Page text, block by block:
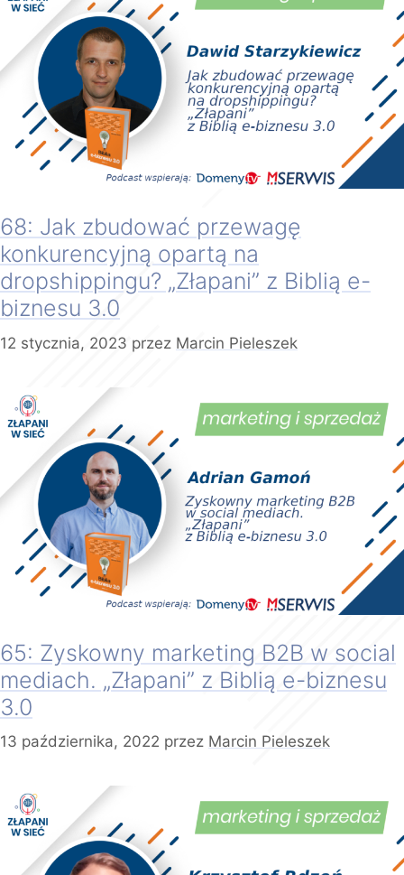
68: Jak zbudować przewagę
konkurencyjną opartą na
dropshippingu? „Złapani” z Biblią e-
biznesu 3.0
12 stycznia, 2023 przez Marcin Pieleszek
65: Zyskowny marketing B2B w social
mediach. „Złapani” z Biblią e-biznesu
3.0
13 października, 2022 przez Marcin Pieleszek